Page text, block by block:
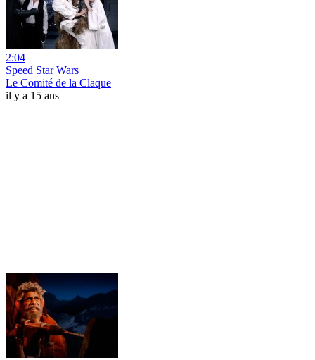
2:04
Speed Star Wars
Le Comité de la Claque
il y a 15 ans